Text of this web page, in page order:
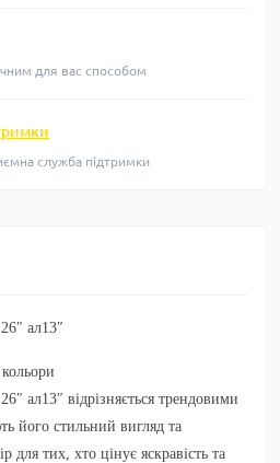
для вас способом
служба підтримки
ал13″
ал13″ відрізняється трендовими
його стильний вигляд та
для тих, хто цінує яскравість та